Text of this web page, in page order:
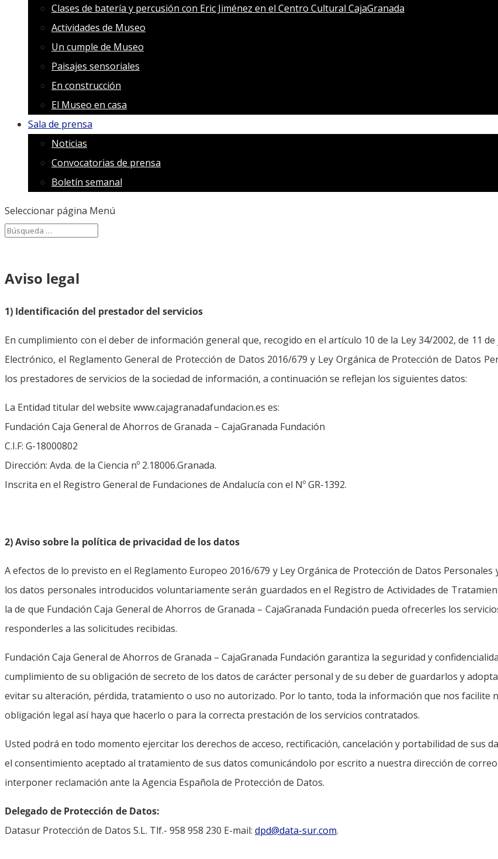
Clases de batería y percusión con Eric Jiménez en el Centro Cultural CajaGranada
Actividades de Museo
Un cumple de Museo
Paisajes sensoriales
En construcción
El Museo en casa
Sala de prensa
Noticias
Convocatorias de prensa
Boletín semanal
Seleccionar página Menú
Search
for...
Aviso legal
1) Identificación del prestador del servicios
En cumplimiento con el deber de información general que, recogido en el artículo 10 de la Ley 34/2002, de 11
Electrónico, el Reglamento General de Protección de Datos 2016/679 y Ley Orgánica de Protección de Datos
los prestadores de servicios de la sociedad de información, a continuación se reflejan los siguientes datos:
La Entidad titular del website www.cajagranadafundacion.es es:
Fundación Caja General de Ahorros de Granada – CajaGranada Fundación
C.I.F: G-18000802
Dirección: Avda. de la Ciencia nº 2.18006.Granada.
Inscrita en el Registro General de Fundaciones de Andalucía con el Nº GR-1392.
2) Aviso sobre la política de privacidad de los datos
A efectos de lo previsto en el Reglamento Europeo 2016/679 y Ley Orgánica de Protección de Datos
los datos personales introducidos voluntariamente serán guardados en el Registro de Actividades de
la de que Fundación Caja General de Ahorros de Granada – CajaGranada Fundación pueda ofrecerles los
responderles a las solicitudes recibidas.
Fundación Caja General de Ahorros de Granada – CajaGranada Fundación garantiza la seguridad y
cumplimiento de su obligación de secreto de los datos de carácter personal y de su deber de guardarlos y
evitar su alteración, pérdida, tratamiento o uso no autorizado. Por lo tanto, toda la información que nos facilite
obligación legal así haya que hacerlo o para la correcta prestación de los servicios contratados.
Usted podrá en todo momento ejercitar los derechos de acceso, rectificación, cancelación y portabilidad de
el consentimiento aceptado al tratamiento de sus datos comunicándolo por escrito a nuestra dirección de
interponer reclamación ante la Agencia Española de Protección de Datos.
Delegado de Protección de Datos:
Datasur Protección de Datos S.L. Tlf.- 958 958 230 E-mail: dpd@data-sur.com.